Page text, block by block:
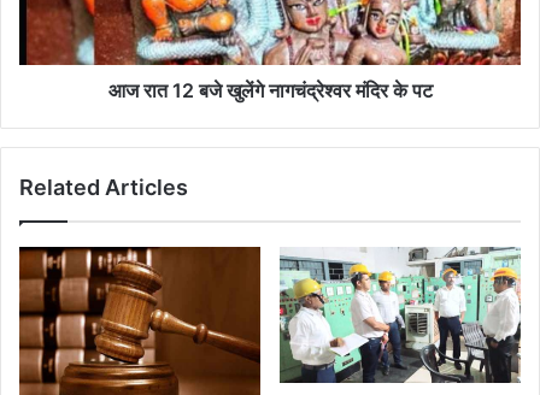
मंदिर
पट
आज रात 12 बजे खुलेंगे नागचंद्रेश्वर मंदिर के पट
Related Articles